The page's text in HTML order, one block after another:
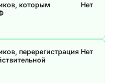
которым
Нет
перерегистрация Нет